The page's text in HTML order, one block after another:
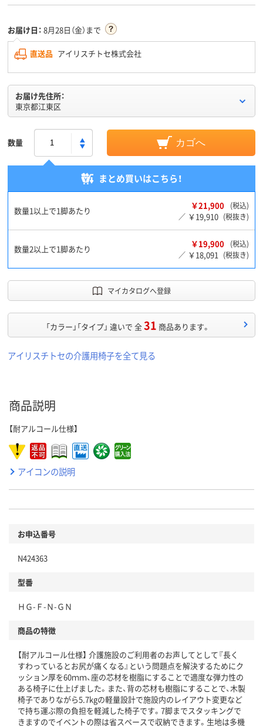
お届け日： 8月28日（金）まで
直送品 アイリスチトセ株式会社
お届け先住所：
東京都江東区
数量 カゴへ
まとめ買いはこちら！
数量1以上で1脚あたり ￥21,900
(税込)
／ ￥19,910 (税抜き)
数量2以上で1脚あたり ￥19,900
(税込)
／ ￥18,091 (税抜き)
マイカタログへ登録
「カラー」「タイプ」 違いで 全31 商品あります。
アイリスチトセの介護用椅子を全て見る
商品説明
【耐アルコール仕様】
アイコンの説明
お申込番号
N424363
型番
ＨＧ-Ｆ-Ｎ-ＧＮ
商品の特徴
【耐アルコール仕様】 介護施設のご利用者のお声してとして『長く
すわっているとお尻が痛くなる』という問題点を解決するためにク
ッション厚を60ｍｍ、座の芯材を樹脂にすることで適度な弾力性の
ある椅子に仕上げました。また、背の芯材も樹脂にすることで、木製
椅子でありながら5.7kgの軽量設計で施設内のレイアウト変更など
で持ち運ぶ際の負担を軽減した椅子です。7脚までスタッキングで
きますのでイベントの際は省スペースで収納できます。生地は多機